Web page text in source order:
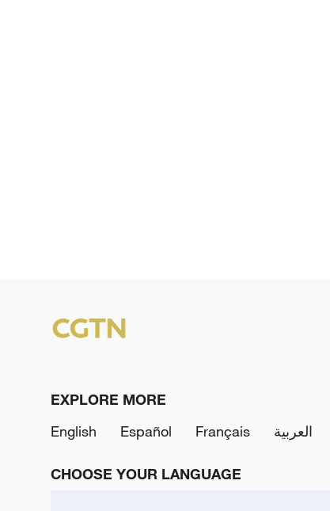
EXPLORE MORE
English
Español Français العربية
CHOOSE YOUR LANGUAGE